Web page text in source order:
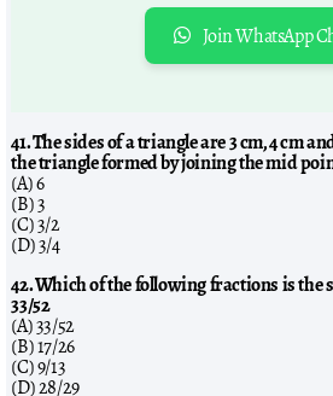
Join WhatsApp
41. The sides of a triangle are 3 cm, 4 cm
the triangle formed by joining the mid
(A) 6
(B) 3
(C) 3/2
(D) 3/4
42. Which of the following fractions is the
33/52
(A) 33/52
(B) 17/26
(C) 9/13
(D) 28/29